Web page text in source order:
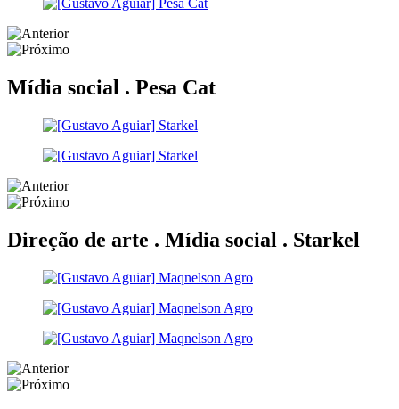
Mídia social . Pesa Cat
Direção de arte . Mídia social . Starkel